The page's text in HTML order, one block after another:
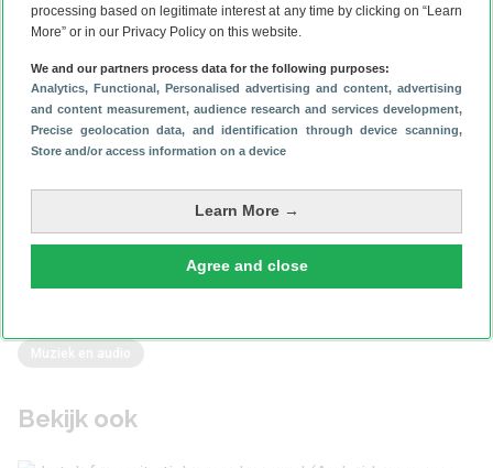
processing based on legitimate interest at any time by clicking on “Learn
More” or in our Privacy Policy on this website.
We and our partners process data for the following purposes:
Analytics, Functional, Personalised advertising and content, advertising
and content measurement, audience research and services development,
Precise geolocation data, and identification through device scanning,
Store and/or access information on a device
Learn More →
Agree and close
Heeft dit artikel je geholpen?
Reageer
Bekijk ook